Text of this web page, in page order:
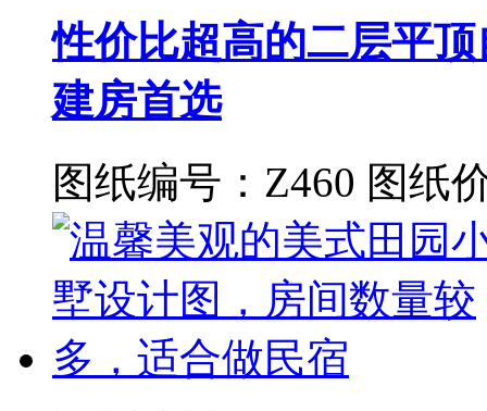
性价比超高的二层平
建房首选
图纸编号：Z460 图纸